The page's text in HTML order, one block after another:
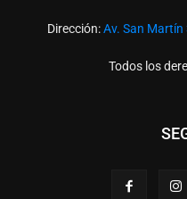
Dirección:Av. San Martín
Todos los